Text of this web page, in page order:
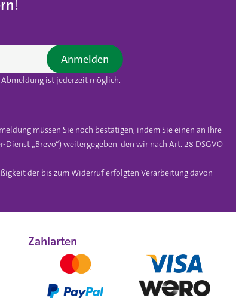
!
ist jederzeit möglich.
Anmelden
müssen Sie noch bestätigen, indem Sie einen an Ihre
„Brevo“) weitergegeben, den wir nach Art. 28 DSGVO
der bis zum Widerruf erfolgten Verarbeitung davon
Zahlarten